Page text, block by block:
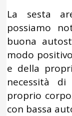
La sesta
possiamo
buona
modo
e della
necessità
proprio
con bassa